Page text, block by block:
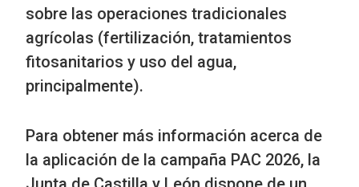
sobre las operaciones tradicionales
agrícolas (fertilización, tratamientos
fitosanitarios y uso del agua,
principalmente).
Para obtener más información acerca de
la aplicación de la campaña PAC 2026, la